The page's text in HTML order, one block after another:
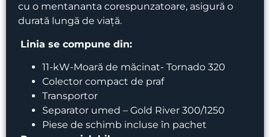
cu o mentananta corespunzatoare, asigură o
durată lungă de viață.
Linia se compune din:
11-kW-Moară de măcinat- Tornado 320
Colector compact de praf
Transportor
Separator umed – Gold River 300/1250
Piese de schimb incluse în pachet